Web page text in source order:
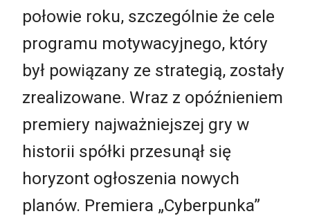
połowie roku, szczególnie że cele
programu motywacyjnego, który
był powiązany ze strategią, zostały
zrealizowane. Wraz z opóźnieniem
premiery najważniejszej gry w
historii spółki przesunął się
horyzont ogłoszenia nowych
planów. Premiera „Cyberpunka”